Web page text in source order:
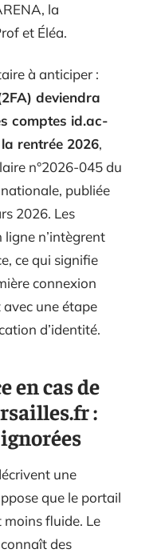
la
et Éléa.
à anticiper :
deviendra
comptes id.ac-
rentrée 2026,
n°2026-045 du
publiée
2026. Les
n’intègrent
ce qui signifie
connexion
une étape
d’identité.
en cas de
:
une
que le portail
fluide. Le
des